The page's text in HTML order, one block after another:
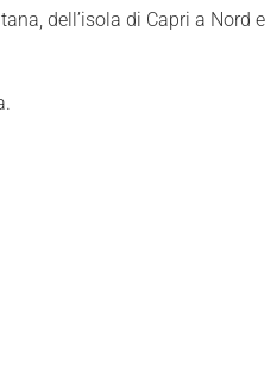
dell’isola di Capri a Nord e